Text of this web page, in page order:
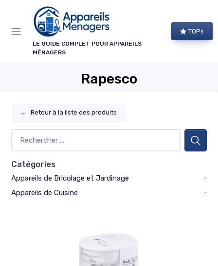
LE GUIDE COMPLET POUR APPAREILS
MÉNAGERS
TOPs
Rapesco
← Retour à la liste des produits
Catégories
Appareils de Bricolage et Jardinage 1
Appareils de Cuisine 1
Panneau de gestion des cookies